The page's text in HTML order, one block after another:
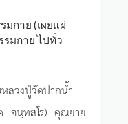
มกาย (เผยแผ่
มกาย ไปทั่ว
ลวงปู่วัดปากน้ำ
จนฺทสโร) คุณยาย